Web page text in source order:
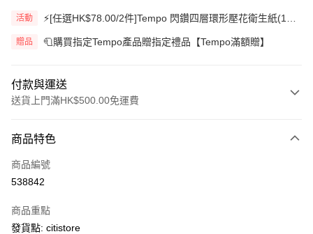
活動
⚡[任選HK$78.00/2件]Tempo 閃鑽四層環形壓花衛生紙(10
贈品 🧻購買指定Tempo產品贈指定禮品【Tempo滿額贈】
付款與運送
送貨上門滿HK$500.00免運費
信用卡
AlipayHK
WeChat Pay
商品特色
商品編號
538842
商品重點
發貨點: citistore